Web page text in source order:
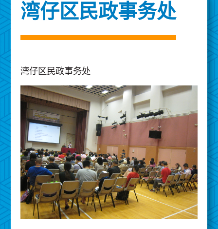
湾仔区民政事务处
湾仔区民政事务处